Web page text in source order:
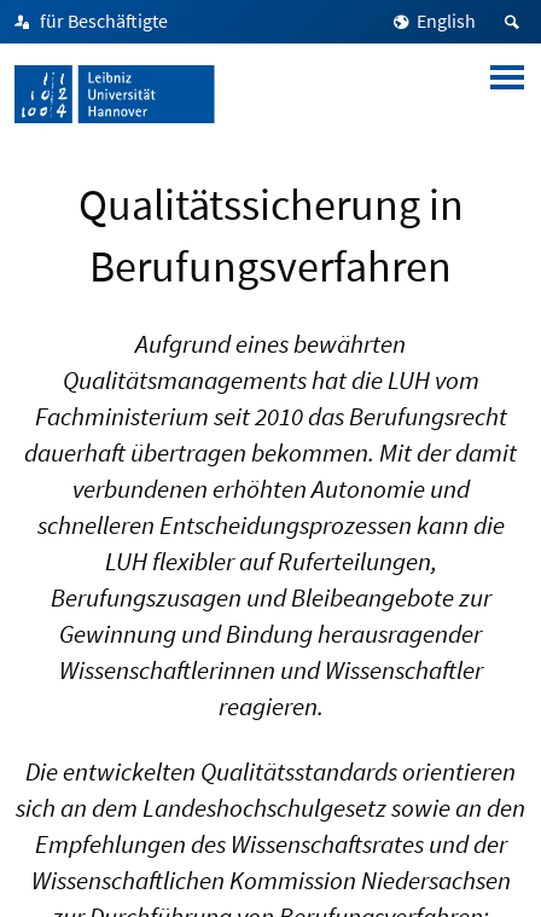
für Beschäftigte English
Qualitätssicherung in
Berufungsverfahren
Aufgrund eines bewährten
Qualitätsmanagements hat die LUH vom
Fachministerium seit 2010 das Berufungsrecht
dauerhaft übertragen bekommen. Mit der damit
verbundenen erhöhten Autonomie und
schnelleren Entscheidungsprozessen kann die
LUH flexibler auf Ruferteilungen,
Berufungszusagen und Bleibeangebote zur
Gewinnung und Bindung herausragender
Wissenschaftlerinnen und Wissenschaftler
reagieren.
Die entwickelten Qualitätsstandards orientieren
sich an dem Landeshochschulgesetz sowie an den
Empfehlungen des Wissenschaftsrates und der
Wissenschaftlichen Kommission Niedersachsen